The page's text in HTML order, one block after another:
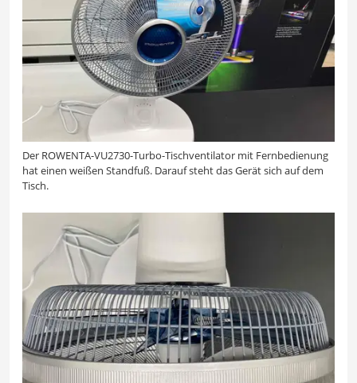
Der ROWENTA-VU2730-Turbo-Tischventilator mit Fernbedienung
hat einen weißen Standfuß. Darauf steht das Gerät sich auf dem
Tisch.